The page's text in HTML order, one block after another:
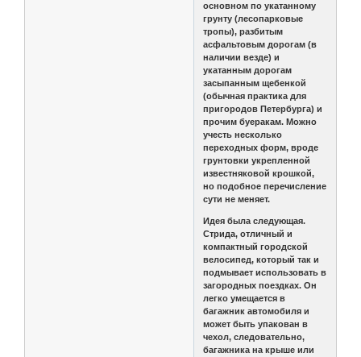
основном по укатанному
грунту (лесопарковые
тропы), разбитым
асфальтовым дорогам (в
наличии везде) и
укатанным дорогам
засыпанным щебенкой
(обычная практика для
пригородов Петербурга) и
прочим буеракам. Можно
учесть несколько
переходных форм, вроде
грунтовки укрепленной
известняковой крошкой,
но подобное перечисление
сути не меняет.
Идея была следующая.
Стрида, отличный и
компактный городской
велосипед, который так и
подмывает использовать в
загородных поездках. Он
легко умещается в
багажник автомобиля и
может быть упакован в
чехол, следовательно,
багажника на крыше или